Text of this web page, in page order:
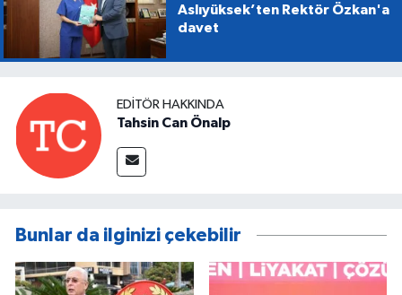
Aslıyüksek’ten Rektör Özkan'a
davet
EDITÖR HAKKINDA
Tahsin Can Önalp
Bunlar da ilginizi çekebilir